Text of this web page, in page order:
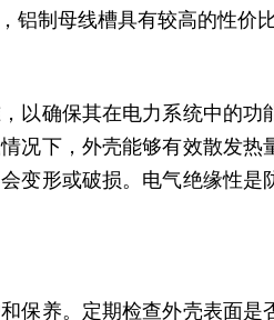
铝制母线槽具有较高的性价比
以确保其在电力系统中的
况下，外壳能够有效散发
变形或破损。电气绝缘性
保养。定期检查外壳表面